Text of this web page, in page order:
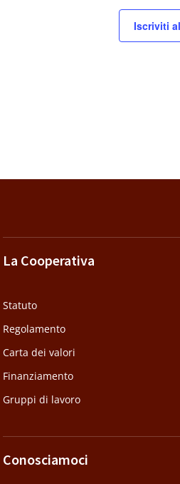
Iscriviti
La Cooperativa
Statuto
Regolamento
Carta dei valori
Finanziamento
Gruppi di lavoro
Conosciamoci